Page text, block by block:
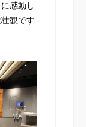
感動し
観です